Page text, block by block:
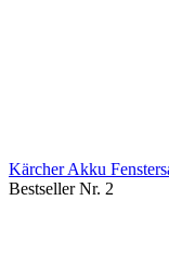
Kärcher Akku
Bestseller Nr. 2